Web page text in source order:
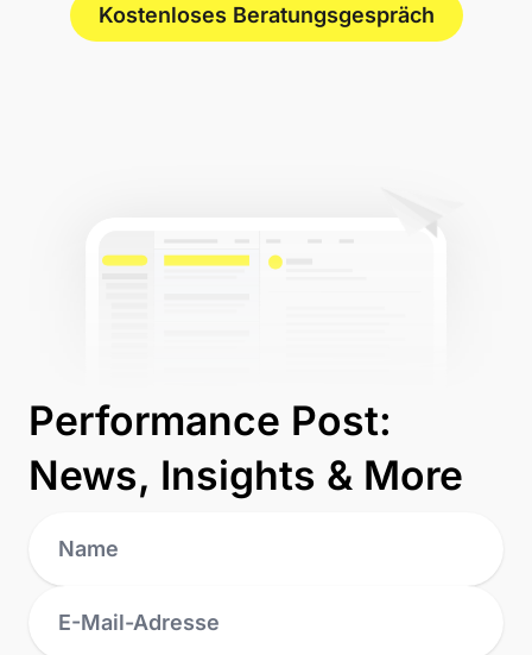
Kostenloses Beratungsgespräch
Performance Post:
News, Insights & More